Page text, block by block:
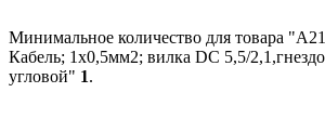
Минимальное количество для товара
Кабель; 1x0,5мм2; вилка DC 5,5/
угловой" 1.